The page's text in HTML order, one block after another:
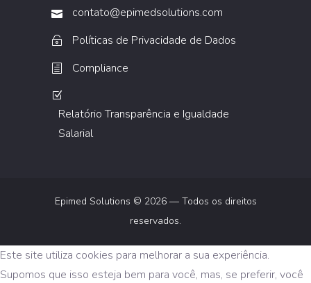
contato@epimedsolutions.com
Políticas de Privacidade de Dados
Compliance
Relatório Transparência e Igualdade
Salarial
Epimed Solutions © 2026 — Todos os direitos
reservados.
Este site utiliza cookies para melhorar a sua experiência.
Supomos que isso esteja bem para você, mas, se preferir, você